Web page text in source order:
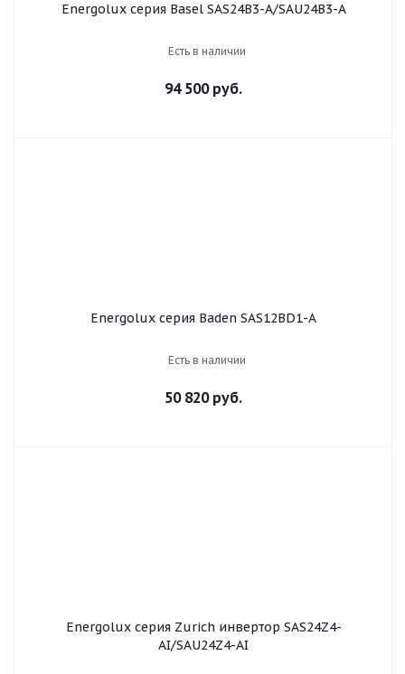
Energolux серия Basel SAS24B3-A/SAU24B3-A
Есть в наличии
94 500 руб.
Energolux серия Baden SAS12BD1-A
Есть в наличии
50 820 руб.
Energolux серия Zurich инвертор SAS24Z4-
AI/SAU24Z4-AI